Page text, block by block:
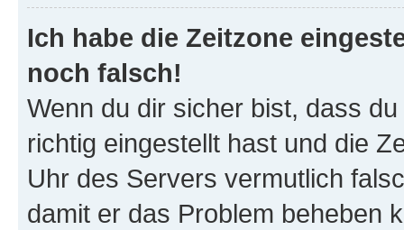
Ich habe die Zeitzone
noch falsch!
Wenn du dir sicher bist, dass
richtig eingestellt hast und die
Uhr des Servers vermutlich
damit er das Problem beheben